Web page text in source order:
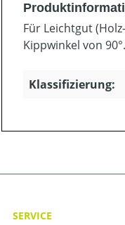
Für Leichtgut
Kippwinkel von
Klassifizierung:
SERVICE